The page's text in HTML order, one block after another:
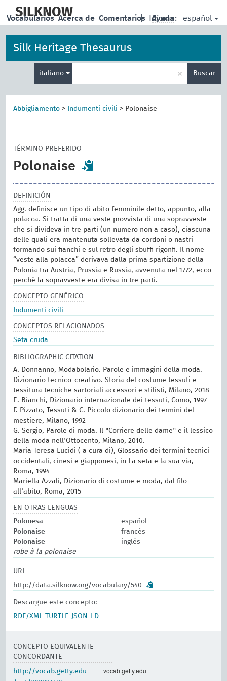
main
SILKNOW | Idioma: español
Vocabularios Acerca de Comentarios Ayuda
Silk Heritage Thesaurus
italiano × Buscar
Abbigliamento > Indumenti civili > Polonaise
TÉRMINO PREFERIDO
Polonaise
DEFINICIÓN
Agg. definisce un tipo di abito femminile detto, appunto, alla
polacca. Si tratta di una veste provvista di una sopravveste
che si divideva in tre parti (un numero non a caso), ciascuna
delle quali era mantenuta sollevata da cordoni o nastri
formando sui fianchi e sul retro degli sbuffi rigonfi. Il nome
“veste alla polacca” derivava dalla prima spartizione della
Polonia tra Austria, Prussia e Russia, avvenuta nel 1772, ecco
perché la sopravveste era divisa in tre parti.
CONCEPTO GENÉRICO
Indumenti civili
CONCEPTOS RELACIONADOS
Seta cruda
BIBLIOGRAPHIC CITATION
A. Donnanno, Modabolario. Parole e immagini della moda.
Dizionario tecnico-creativo. Storia del costume tessuti e
tessitura tecniche sartoriali accessori e stilisti, Milano, 2018
E. Bianchi, Dizionario internazionale dei tessuti, Como, 1997
F. Pizzato, Tessuti & C. Piccolo dizionario dei termini del
mestiere, Milano, 1992
G. Sergio, Parole di moda. Il "Corriere delle dame" e il lessico
della moda nell'Ottocento, Milano, 2010.
Maria Teresa Lucidi ( a cura di), Glossario dei termini tecnici
occidentali, cinesi e giapponesi, in La seta e la sua via,
Roma, 1994
Mariella Azzali, Dizionario di costume e moda, dal filo
all'abito, Roma, 2015
EN OTRAS LENGUAS
Polonesa
español
Polonaise
francés
Polonaise
inglés
robe à la polonaise
URI
http://data.silknow.org/vocabulary/540
Descargue este concepto:
RDF/XML
TURTLE JSON-LD
CONCEPTO EQUIVALENTE
CONCORDANTE
http://vocab.getty.edu
vocab.getty.edu